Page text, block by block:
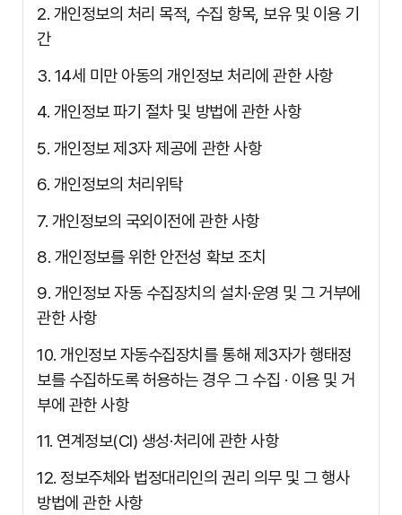
2. 개인정보의 처리 목적, 수집 항목, 보유 및 이용 기
간
3. 14세 미만 아동의 개인정보 처리에 관한 사항
4. 개인정보 파기 절차 및 방법에 관한 사항
5. 개인정보 제3자 제공에 관한 사항
6. 개인정보의 처리위탁
7. 개인정보의 국외이전에 관한 사항
8. 개인정보를 위한 안전성 확보 조치
9. 개인정보 자동 수집장치의 설치·운영 및 그 거부에
관한 사항
10. 개인정보 자동수집장치를 통해 제3자가 행태정
보를 수집하도록 허용하는 경우 그 수집 · 이용 및 거
부에 관한 사항
11. 연계정보(CI) 생성·처리에 관한 사항
12. 정보주체와 법정대리인의 권리 의무 및 그 행사
방법에 관한 사항